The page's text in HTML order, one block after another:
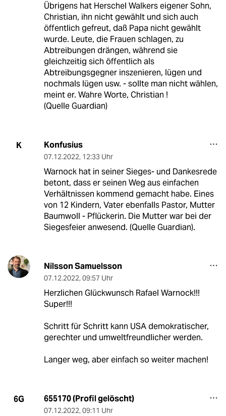
Übrigens hat Herschel Walkers eigener Sohn,
Christian, ihn nicht gewählt und sich auch
öffentlich gefreut, daß Papa nicht gewählt
wurde. Leute, die Frauen schlagen, zu
Abtreibungen drängen, während sie
gleichzeitig sich öffentlich als
Abtreibungsgegner inszenieren, lügen und
nochmals lügen usw. - sollte man nicht wählen,
meint er. Wahre Worte, Christian !
(Quelle Guardian)
K Konfusius
07.12.2022, 12:33 Uhr
Warnock hat in seiner Sieges- und Dankesrede
betont, dass er seinen Weg aus einfachen
Verhältnissen kommend gemacht habe. Eines
von 12 Kindern, Vater ebenfalls Pastor, Mutter
Baumwoll - Pflückerin. Die Mutter war bei der
Siegesfeier anwesend. (Quelle Guardian).
Nilsson Samuelsson
07.12.2022, 09:57 Uhr
Herzlichen Glückwunsch Rafael Warnock!!!
Super!!!
Schritt für Schritt kann USA demokratischer,
gerechter und umweltfreundlicher werden.
Langer weg, aber einfach so weiter machen!
6G 655170 (Profil gelöscht)
07.12.2022, 09:11 Uhr